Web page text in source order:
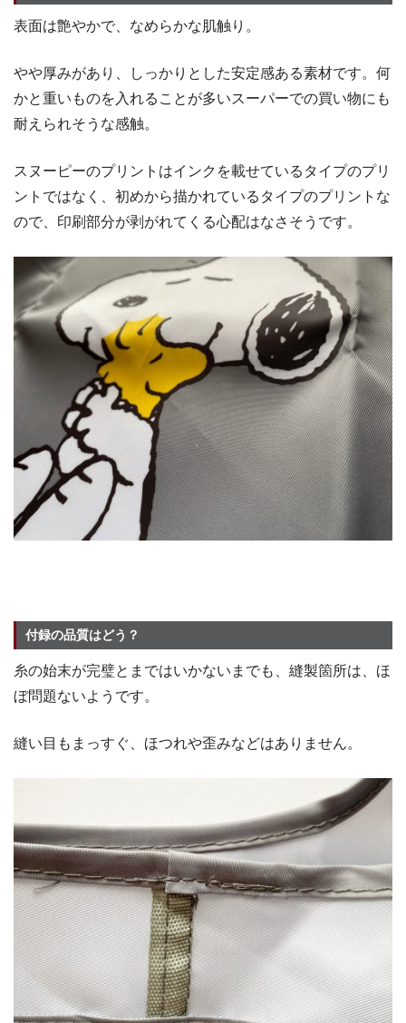
表面は艶やかで、なめらかな肌触り。
やや厚みがあり、しっかりとした安定感ある素材です。何
かと重いものを入れることが多いスーパーでの買い物にも
耐えられそうな感触。
スヌーピーのプリントはインクを載せているタイプのプリ
ントではなく、初めから描かれているタイプのプリントな
ので、印刷部分が剥がれてくる心配はなさそうです。
付録の品質はどう？
糸の始末が完璧とまではいかないまでも、縫製箇所は、ほ
ぼ問題ないようです。
縫い目もまっすぐ、ほつれや歪みなどはありません。